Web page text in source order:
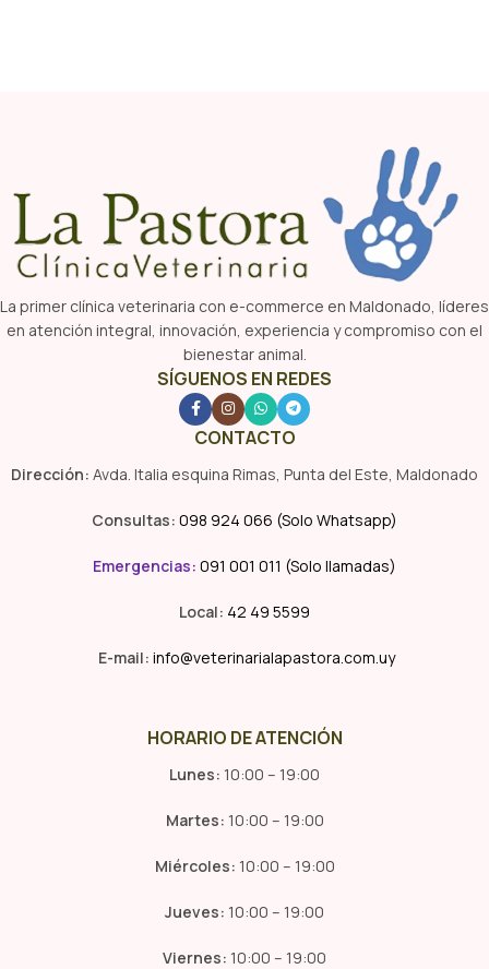
La primer clínica veterinaria con e-commerce en Maldonado, líderes
en atención integral, innovación, experiencia y compromiso con el
bienestar animal.
SÍGUENOS EN REDES
CONTACTO
Dirección: Avda. Italia esquina Rimas, Punta del Este, Maldonado
Consultas: 098 924 066 (Solo Whatsapp)
Emergencias: 091 001 011 (Solo llamadas)
Local: 42 49 5599
E-mail: info@veterinarialapastora.com.uy
HORARIO DE ATENCIÓN
Lunes: 10:00 – 19:00
Martes: 10:00 – 19:00
Miércoles: 10:00 – 19:00
Jueves: 10:00 – 19:00
Viernes: 10:00 – 19:00